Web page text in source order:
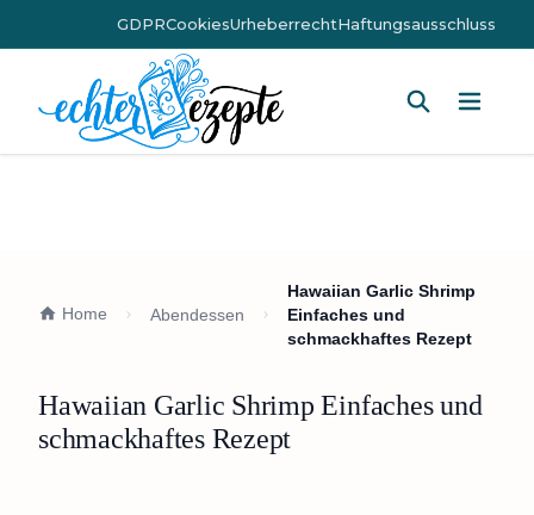
GDPRCookiesUrheberrechtHaftungsausschluss
Home Abendessen
Hawaiian Garlic Shrimp
Einfaches und
schmackhaftes Rezept
Hawaiian Garlic Shrimp Einfaches und
schmackhaftes Rezept